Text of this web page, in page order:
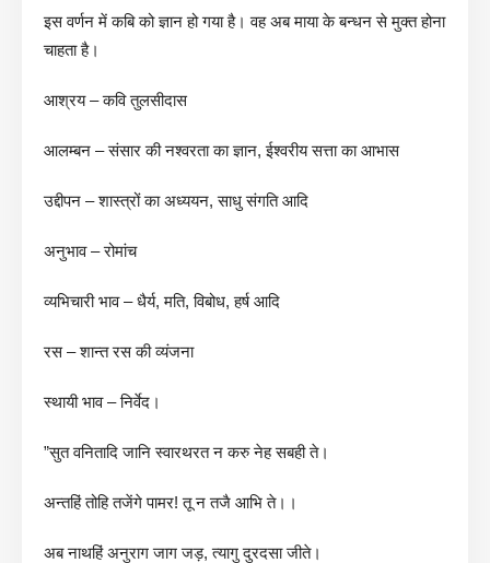
इस वर्णन में कबि को ज्ञान हो गया है। वह अब माया के बन्धन से मुक्त होना
चाहता है।
आश्रय – कवि तुलसीदास
आलम्बन – संसार की नश्वरता का ज्ञान, ईश्वरीय सत्ता का आभास
उद्दीपन – शास्त्रों का अध्ययन, साधु संगति आदि
अनुभाव – रोमांच
व्यभिचारी भाव – धैर्य, मति, विबोध, हर्ष आदि
रस – शान्त रस की व्यंजना
स्थायी भाव – निर्वेद।
”सुत वनितादि जानि स्वारथरत न करु नेह सबही ते।
अन्तहिं तोहि तजेंगे पामर! तू न तजै आभि ते।।
अब नाथहिं अनुराग जाग जड़, त्यागु दुरदसा जीते।